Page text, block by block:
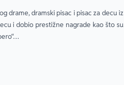
drame, dramski pisac i pisac za decu iz
i dobio prestižne nagrade kao što su